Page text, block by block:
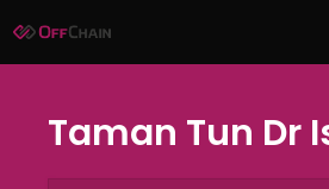
至
Taman Tun Dr